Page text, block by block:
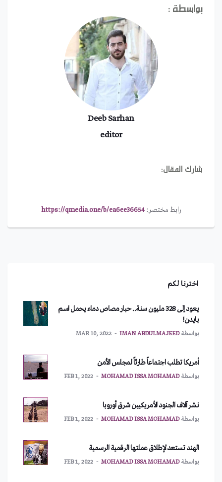
بواسطة :
Deeb Sarhan
editor
شارك المقال:
رابط مختصر:https://qmedia.one/b/ea6ee36654
اخترنا لكم
يعود إلى 328 مليون سنة.. حبار مصاص دماء يحمل اسم
بايدن!
بواسطةIMAN ABDULMAJEED
MAR 10, 2022
أمريكا تطلب اجتماعاً طارئاً لمجلس الأمن
بواسطةMOHAMAD ISSA MOHAMAD
FEB 1, 2022
نشر آلاف الجنود الأمريكيين شرق أوروبا
بواسطةMOHAMAD ISSA MOHAMAD
FEB 1, 2022
الهند تستعد لإطلاق عملتها الرقمية الرسمية
بواسطةMOHAMAD ISSA MOHAMAD
FEB 1, 2022